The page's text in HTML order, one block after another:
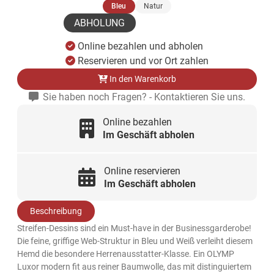
Bleu (ausgewählt)
Natur
ABHOLUNG
Online bezahlen und abholen
Reservieren und vor Ort zahlen
In den Warenkorb
Sie haben noch Fragen? - Kontaktieren Sie uns.
Online bezahlen
Im Geschäft abholen
Online reservieren
Im Geschäft abholen
Beschreibung
Streifen-Dessins sind ein Must-have in der Businessgarderobe!
Die feine, griffige Web-Struktur in Bleu und Weiß verleiht diesem
Hemd die besondere Herrenausstatter-Klasse. Ein OLYMP
Luxor modern fit aus reiner Baumwolle, das mit distinguiertem